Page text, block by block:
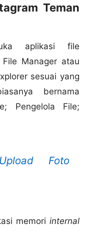
Teman
aplikasi file
File Manager atau
sesuai yang
bernama
Pengelola File;
Foto
memori internal